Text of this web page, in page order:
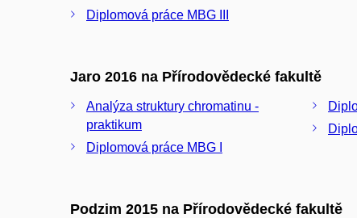
Diplomová práce MBG III
Jaro 2016 na Přírodovědecké fakultě
Analýza struktury chromatinu -
praktikum
Diplomová práce MBG I
Podzim 2015 na Přírodovědecké fakultě